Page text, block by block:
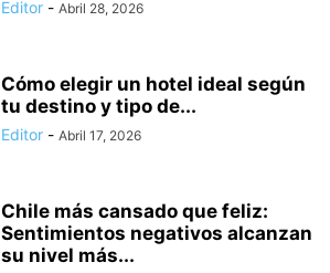
Editor - Abril 28, 2026
Cómo elegir un hotel ideal según
tu destino y tipo de...
Editor - Abril 17, 2026
Chile más cansado que feliz:
Sentimientos negativos alcanzan
su nivel más...